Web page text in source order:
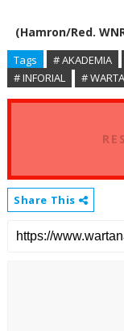
(Hamron/Red.
Tags # AKADEMIA
# INFORIAL
#
Share This